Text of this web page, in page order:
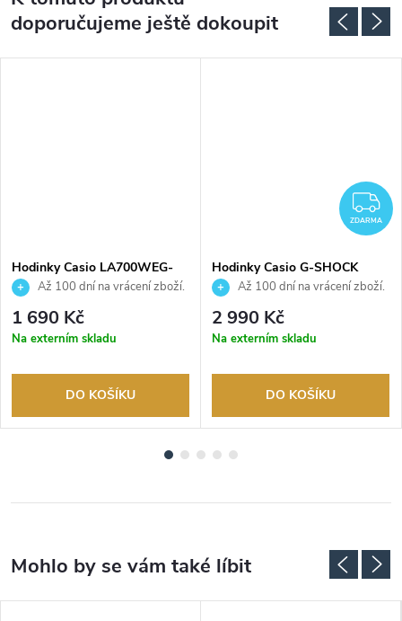
doporučujeme ještě dokoupit
Hodinky Casio LA700WEG-
9AEFAž 100 dní na vrácení zboží.
Autorizovaný prodejce.
1 690 Kč
Na externím skladu
DO KOŠÍKU
ZDARMA
Hodinky Casio G-SHOCK
GMA-P2100PC-4AER
Až 100 dní na vrácení zboží.
Autorizovaný prodejce.
2 990 Kč
Na externím skladu
DO KOŠÍKU